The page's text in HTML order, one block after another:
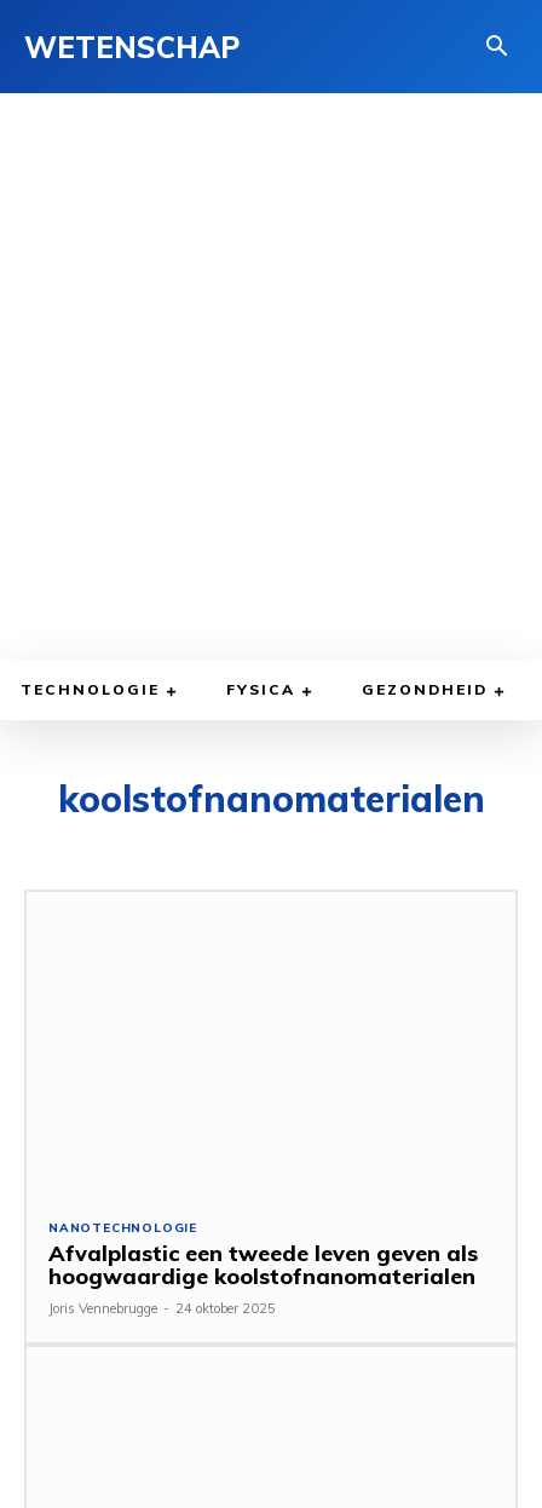
WETENSCHAP
TECHNOLOGIE FYSICA GEZONDHEID
koolstofnanomaterialen
NANOTECHNOLOGIE
Afvalplastic een tweede leven geven als
hoogwaardige koolstofnanomaterialen
Joris Vennebrugge - 24 oktober 2025